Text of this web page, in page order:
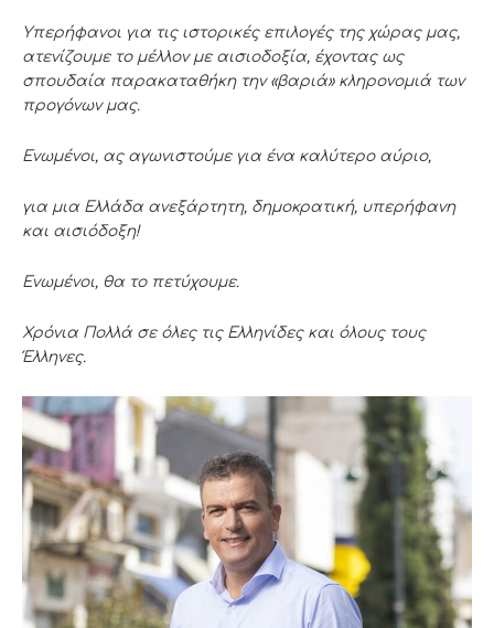
Υπερήφανοι για τις ιστορικές επιλογές της χώρας μας,
ατενίζουμε το μέλλον με αισιοδοξία, έχοντας ως
σπουδαία παρακαταθήκη την «βαριά» κληρονομιά των
προγόνων μας.
Ενωμένοι, ας αγωνιστούμε για ένα καλύτερο αύριο,
για μια Ελλάδα ανεξάρτητη, δημοκρατική, υπερήφανη
και αισιόδοξη!
Ενωμένοι, θα το πετύχουμε.
Χρόνια Πολλά σε όλες τις Ελληνίδες και όλους τους
Έλληνες.